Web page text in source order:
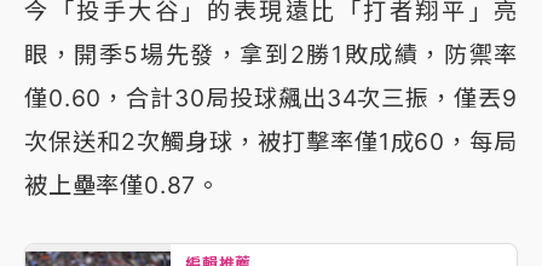
今「投手大谷」的表現遠比「打者翔平」亮
眼，開季5場先發，拿到2勝1敗成績，防禦率
僅0.60，合計30局投球飆出34次三振，僅丟9
次保送和2次觸身球，被打擊率僅1成60，每局
被上壘率僅0.87。